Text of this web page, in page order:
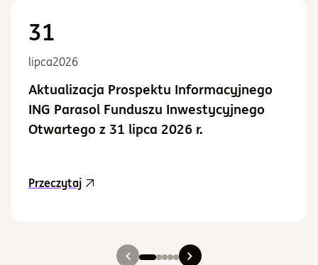
31
lipca2026
Aktualizacja Prospektu Informacyjnego
ING Parasol Funduszu Inwestycyjnego
Otwartego z 31 lipca 2026 r.
Przeczytajaktualność Aktualizacja Prospektu